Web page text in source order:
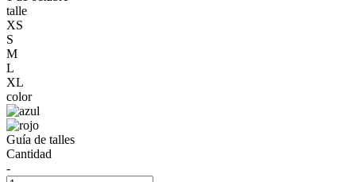
talle
XS
S
M
L
XL
color
Guía de talles
Cantidad
-